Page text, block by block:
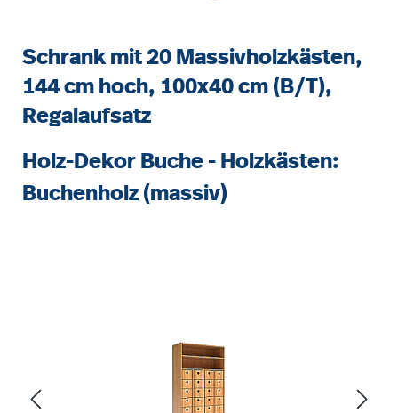
Schrank mit 20 Massivholzkästen,
144 cm hoch, 100x40 cm (B/T),
Regalaufsatz
Holz-Dekor Buche - Holzkästen:
Buchenholz (massiv)